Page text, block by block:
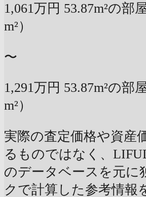
1,061万円 53.87m²の部
m²）
〜
1,291万円 53.87m²の部
m²）
実際の査定価格や資産
るものではなく、
のデータベースを元に
クで計算した参考情報